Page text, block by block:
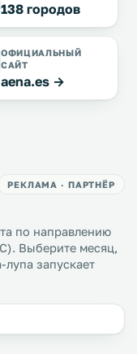
138 городов
ОФИЦИАЛЬНЫЙ
САЙТ
aena.es →
РЕКЛАМА · ПАРТНЁР
по направлению
Выберите месяц,
запускает